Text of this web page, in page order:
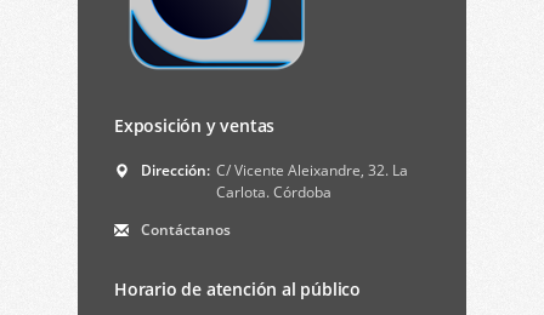
Exposición y ventas
Dirección: C/ Vicente Aleixandre, 32. La
Carlota. Córdoba
Contáctanos
Horario de atención al público